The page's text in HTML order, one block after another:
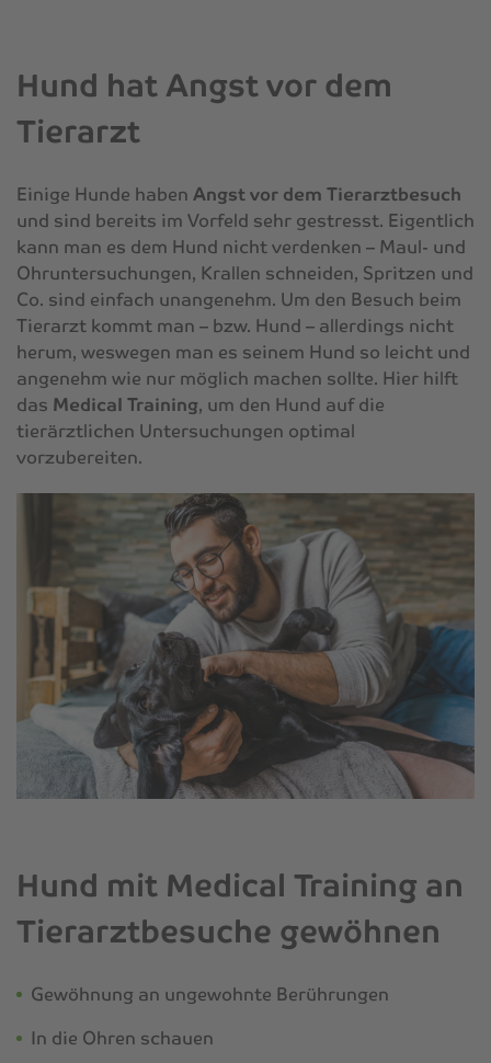
Hund hat Angst vor dem
Tierarzt
Einige Hunde haben Angst vor dem Tierarztbesuch
und sind bereits im Vorfeld sehr gestresst. Eigentlich
kann man es dem Hund nicht verdenken – Maul- und
Ohruntersuchungen, Krallen schneiden, Spritzen und
Co. sind einfach unangenehm. Um den Besuch beim
Tierarzt kommt man – bzw. Hund – allerdings nicht
herum, weswegen man es seinem Hund so leicht und
angenehm wie nur möglich machen sollte. Hier hilft
das Medical Training, um den Hund auf die
tierärztlichen Untersuchungen optimal
vorzubereiten.
Hund mit Medical Training an
Tierarztbesuche gewöhnen
Gewöhnung an ungewohnte Berührungen
In die Ohren schauen